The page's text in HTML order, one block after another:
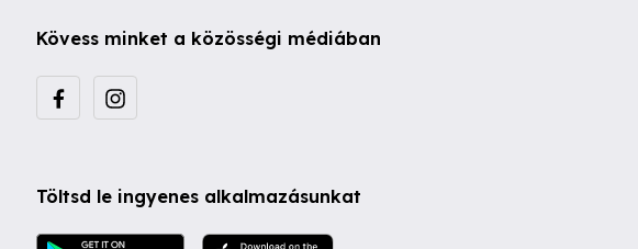
Kövess minket a közösségi médiában
Töltsd le ingyenes alkalmazásunkat